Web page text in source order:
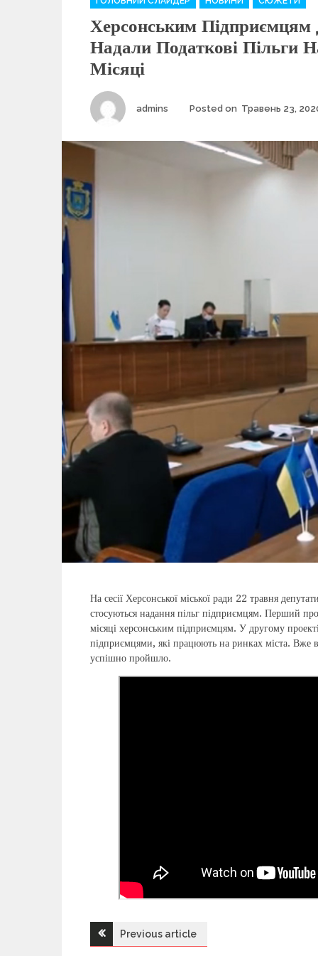
a
t
e
g
o
i
e
Херсонським Підприємцям
Надали Податкові Пільги
Місяці
Author
admins Posted on Травень 23,
На сесії Херсонської міської ради 22 травня
стосуються надання пільг підприємцям. Перший
місяці херсонським підприємцям. У другому
підприємцями, які працюють на ринках міста. Вже
успішно пройшло.
Н
Previous article